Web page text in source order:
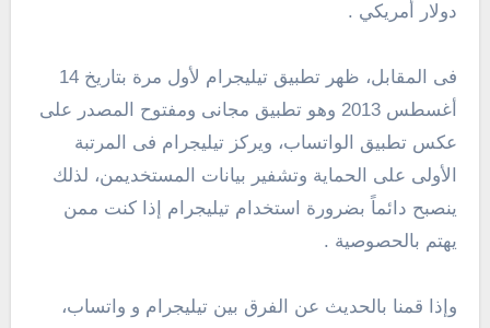
دولار أمريكي .
فى المقابل، ظهر تطبيق تيليجرام لأول مرة بتاريخ 14
أغسطس 2013 وهو تطبيق مجانى ومفتوح المصدر على
عكس تطبيق الواتساب، ويركز تيليجرام فى المرتبة
الأولى على الحماية وتشفير بيانات المستخديمن، لذلك
ينصبح دائماً بضرورة استخدام تيليجرام إذا كنت ممن
يهتم بالحصوصية .
وإذا قمنا بالحديث عن الفرق بين تيليجرام و واتساب،